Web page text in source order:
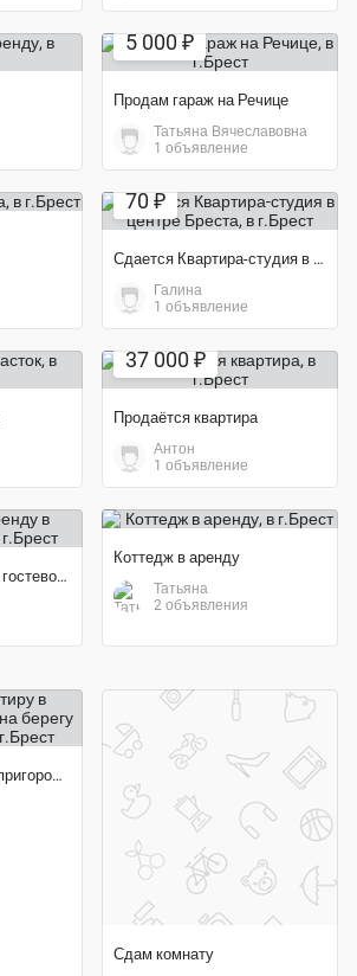
5 000 ₽
Продам гараж на Речице
Татьяна Вячеславовна
1 объявление
70 ₽
Сдается Квартира-студия в центре Бреста
Галина
1 объявление
37 000 ₽
Продаётся квартира
Антон
1 объявление
Комнаты в аренду в гостевом доме
Коттедж в аренду
Татьяна
2 объявления
Продам квартиру в пригороде Бреста на берегу реки Мухавец
Сдам комнату